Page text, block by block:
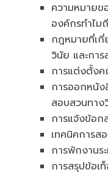
ความหมายข
องค์กรทำไม
กฎหมายที่เกี่
วินัย และกา
การแต่งตั้ง
การออกหนัง
สอบสวนทาง
การแจ้งข้อก
เทคนิคการส
การพักงานร
การสรุปข้อเ